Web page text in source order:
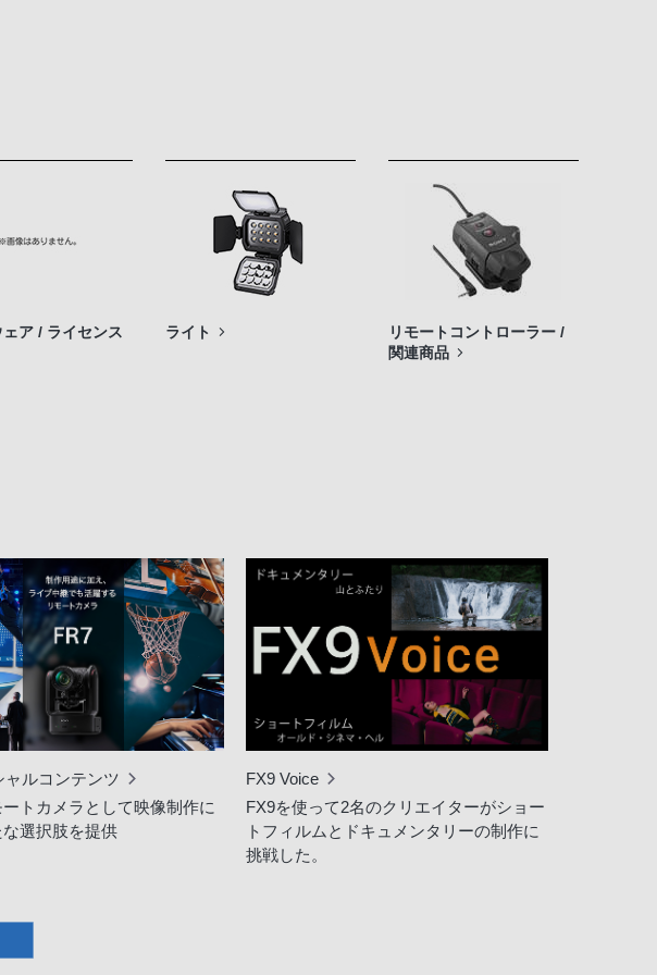
ェア / ライセンス ライト
リモートコントローラー /
関連商品
ャルコンテンツ
トカメラとして映像制作に
選択肢を提供
FX9 Voice
FX9を使って2名のクリエイターがショー
トフィルムとドキュメンタリーの制作に
挑戦した。